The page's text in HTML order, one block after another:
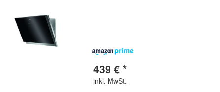
439 € *
inkl. MwSt.